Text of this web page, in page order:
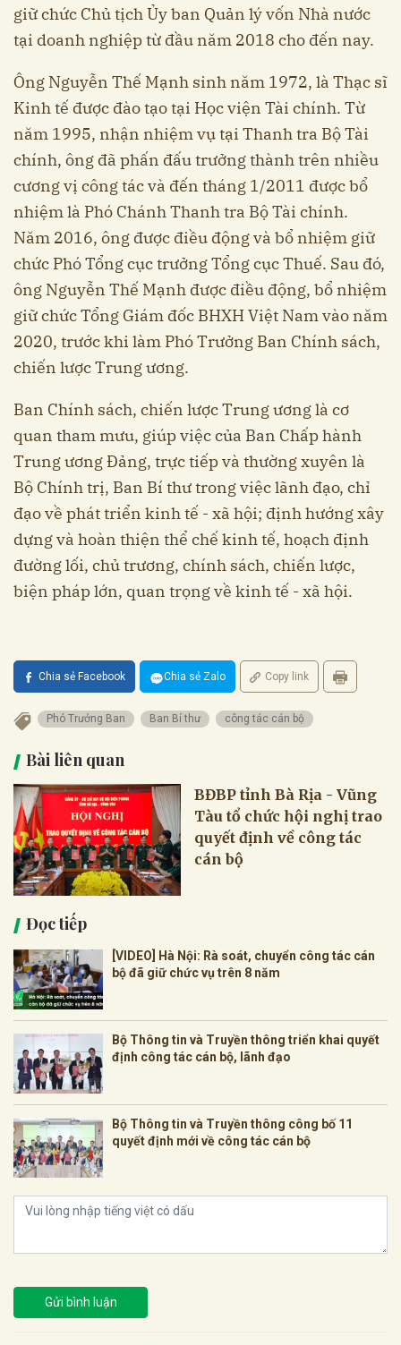
giữ chức Chủ tịch Ủy ban Quản lý vốn Nhà nước
tại doanh nghiệp từ đầu năm 2018 cho đến nay.
Ông Nguyễn Thế Mạnh sinh năm 1972, là Thạc sĩ
Kinh tế được đào tạo tại Học viện Tài chính. Từ
năm 1995, nhận nhiệm vụ tại Thanh tra Bộ Tài
chính, ông đã phấn đấu trưởng thành trên nhiều
cương vị công tác và đến tháng 1/2011 được bổ
nhiệm là Phó Chánh Thanh tra Bộ Tài chính.
Năm 2016, ông được điều động và bổ nhiệm giữ
chức Phó Tổng cục trưởng Tổng cục Thuế. Sau đó,
ông Nguyễn Thế Mạnh được điều động, bổ nhiệm
giữ chức Tổng Giám đốc BHXH Việt Nam vào năm
2020, trước khi làm Phó Trưởng Ban Chính sách,
chiến lược Trung ương.
Ban Chính sách, chiến lược Trung ương là cơ
quan tham mưu, giúp việc của Ban Chấp hành
Trung ương Đảng, trực tiếp và thường xuyên là
Bộ Chính trị, Ban Bí thư trong việc lãnh đạo, chỉ
đạo về phát triển kinh tế - xã hội; định hướng xây
dựng và hoàn thiện thể chế kinh tế, hoạch định
đường lối, chủ trương, chính sách, chiến lược,
biện pháp lớn, quan trọng về kinh tế - xã hội.
Chia sẻ Facebook Chia sẻ Zalo Copy link
Phó Trưởng Ban Ban Bí thư công tác cán bộ
Bài liên quan
BĐBP tỉnh Bà Rịa - Vũng
Tàu tổ chức hội nghị trao
quyết định về công tác
cán bộ
Đọc tiếp
[VIDEO] Hà Nội: Rà soát, chuyển công tác cán
bộ đã giữ chức vụ trên 8 năm
Bộ Thông tin và Truyền thông triển khai quyết
định công tác cán bộ, lãnh đạo
Bộ Thông tin và Truyền thông công bố 11
quyết định mới về công tác cán bộ
Gửi bình luận